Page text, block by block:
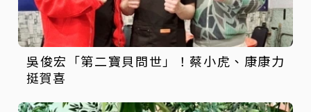
吳俊宏「第二寶貝問世」！蔡小虎、康康力
挺賀喜